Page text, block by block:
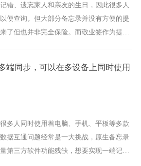
错、遗忘家人和亲友的生日，因此很多人
便查询。但大部分备忘录并没有方便的提
了但也并非完全保险。而敬业签作为提醒
端同步，可以在多设备上同时使用
多人同时使用着电脑、手机、平板等多款
据互通问题经常是一大挑战，原生备忘录
第三方软件功能残缺，想要实现一端记